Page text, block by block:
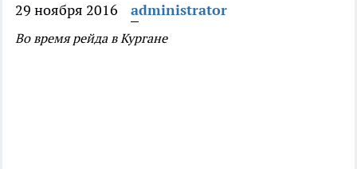
29 ноября 2016 administrator
Во время рейда в Кургане